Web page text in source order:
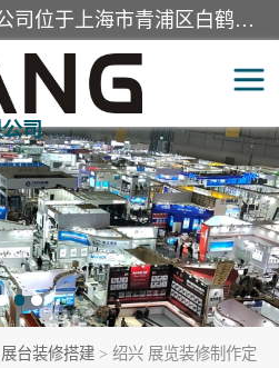
上海日朗展览服务有限公司位于上海市青浦区白鹤镇，营业范围有展览展示会务服务，室内装饰设计及施工，展示道具设计制作，舞台设计，图文设计，灯箱制作，园林绿化工程，广告装潢材料，建筑材料，办公用品，工艺礼品日用百货销售。
司
展台装修搭建 > 绍兴 展览装修制作定
活动会议执行
专柜制作
展会搭建
展会服务